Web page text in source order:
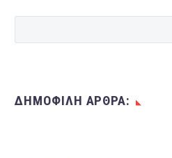
ΔΗΜΟΦΙΛΗ ΑΡΘΡΑ: